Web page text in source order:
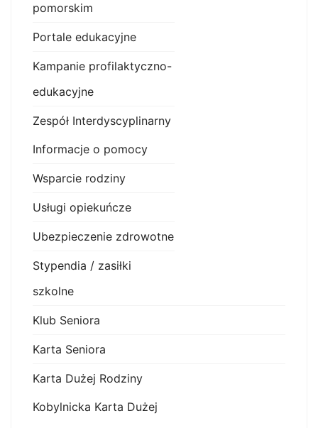
pomorskim
Portale edukacyjne
Kampanie profilaktyczno-
edukacyjne
Zespół Interdyscyplinarny
Informacje o pomocy
Wsparcie rodziny
Usługi opiekuńcze
Ubezpieczenie zdrowotne
Stypendia / zasiłki
szkolne
Klub Seniora
Karta Seniora
Karta Dużej Rodziny
Kobylnicka Karta Dużej